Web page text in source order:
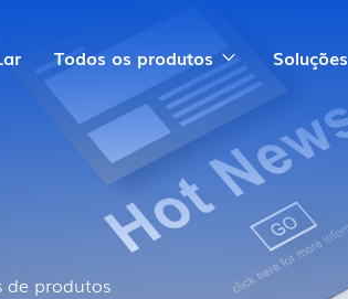
Todos os produtos Soluções
de produtos